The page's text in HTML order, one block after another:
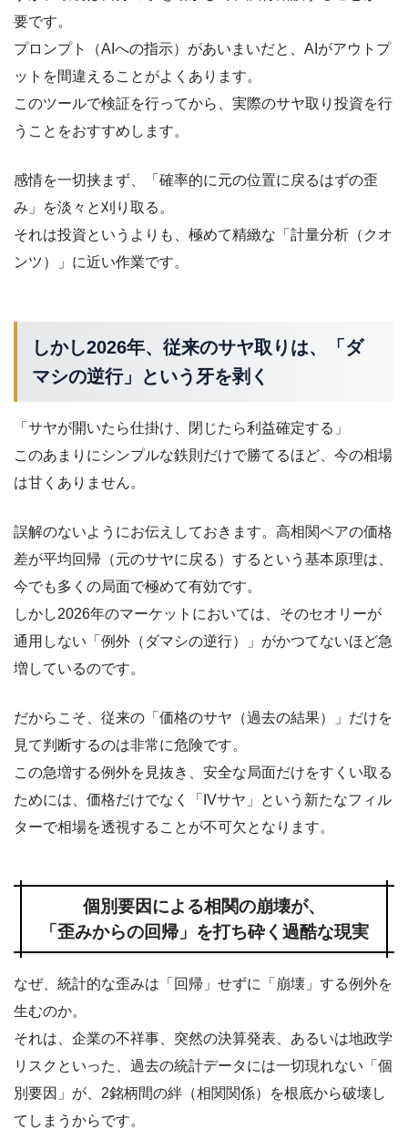
要です。
プロンプト（AIへの指示）があいまいだと、AIがアウトプ
ットを間違えることがよくあります。
このツールで検証を行ってから、実際のサヤ取り投資を行
うことをおすすめします。
感情を一切挟まず、「確率的に元の位置に戻るはずの歪
み」を淡々と刈り取る。
それは投資というよりも、極めて精緻な「計量分析（クオ
ンツ）」に近い作業です。
しかし2026年、従来のサヤ取りは、「ダ
マシの逆行」という牙を剥く
「サヤが開いたら仕掛け、閉じたら利益確定する」
このあまりにシンプルな鉄則だけで勝てるほど、今の相場
は甘くありません。
誤解のないようにお伝えしておきます。高相関ペアの価格
差が平均回帰（元のサヤに戻る）するという基本原理は、
今でも多くの局面で極めて有効です。
しかし2026年のマーケットにおいては、そのセオリーが
通用しない「例外（ダマシの逆行）」がかつてないほど急
増しているのです。
だからこそ、従来の「価格のサヤ（過去の結果）」だけを
見て判断するのは非常に危険です。
この急増する例外を見抜き、安全な局面だけをすくい取る
ためには、価格だけでなく「IVサヤ」という新たなフィル
ターで相場を透視することが不可欠となります。
個別要因による相関の崩壊が、
「歪みからの回帰」を打ち砕く過酷な現実
なぜ、統計的な歪みは「回帰」せずに「崩壊」する例外を
生むのか。
それは、企業の不祥事、突然の決算発表、あるいは地政学
リスクといった、過去の統計データには一切現れない「個
別要因」が、2銘柄間の絆（相関関係）を根底から破壊し
てしまうからです。